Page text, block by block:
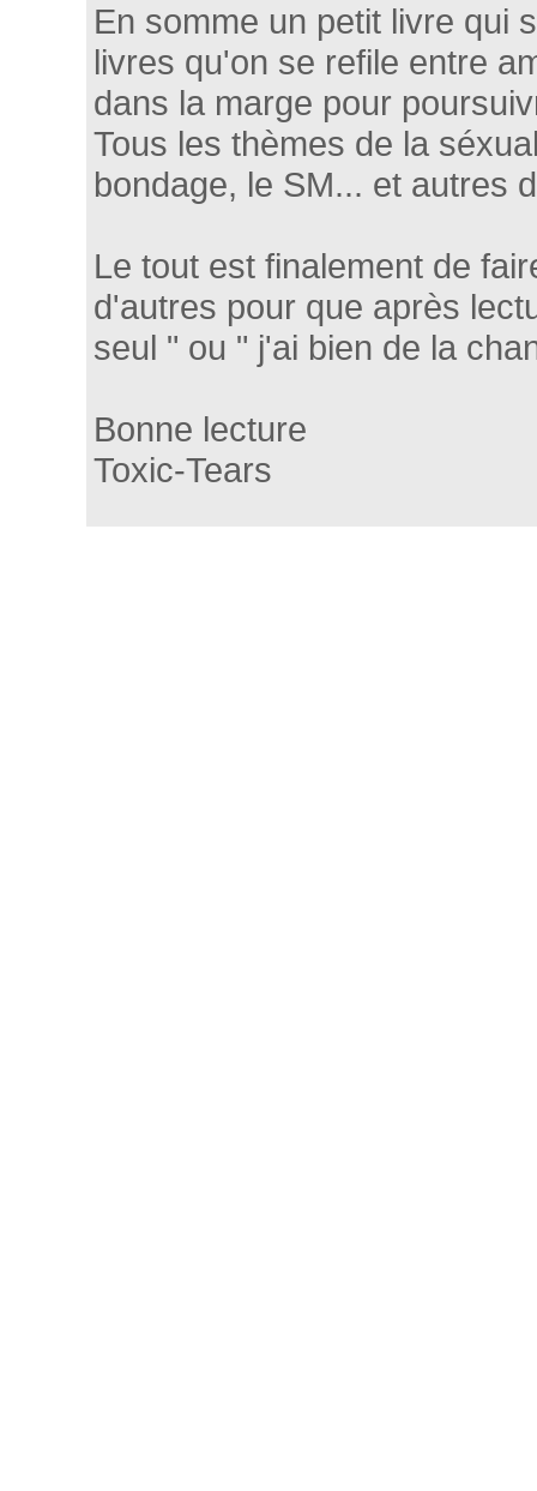
En somme un petit livre qui
livres qu'on se refile entre
dans la marge pour
Tous les thèmes de la
bondage, le SM... et autres
Le tout est finalement de
d'autres pour que après
seul " ou " j'ai bien de la
Bonne lecture
Toxic-Tears